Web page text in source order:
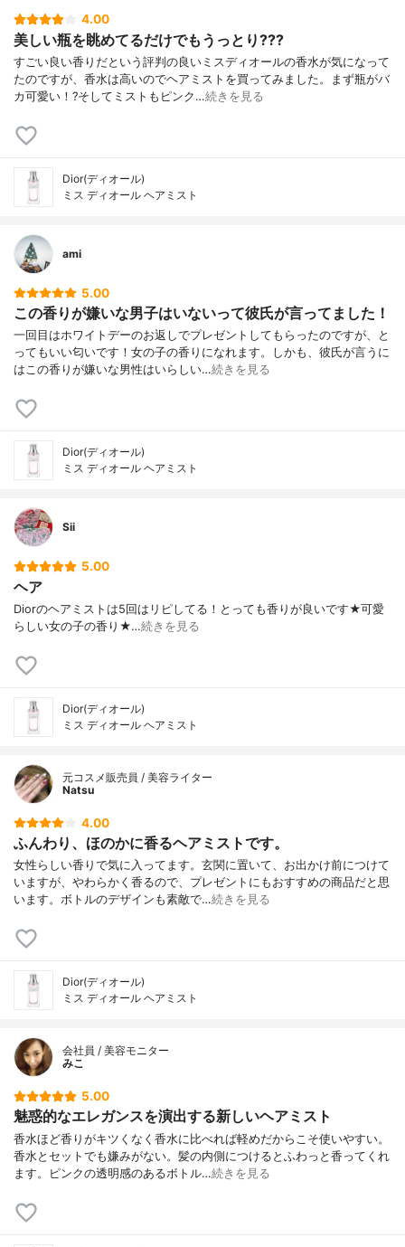
4.00
美しい瓶を眺めてるだけでもうっとり???
すごい良い香りだという評判の良いミスディオールの香水が気になって
たのですが、香水は高いのでヘアミストを買ってみました。まず瓶がバ
カ可愛い！?そしてミストもピンク…続きを見る
Dior(ディオール)
ミス ディオール ヘアミスト
ami
5.00
この香りが嫌いな男子はいないって彼氏が言ってました！
一回目はホワイトデーのお返しでプレゼントしてもらったのですが、と
ってもいい匂いです！女の子の香りになれます。しかも、彼氏が言うに
はこの香りが嫌いな男性はいらしい…続きを見る
Dior(ディオール)
ミス ディオール ヘアミスト
Sii
5.00
ヘア
Diorのヘアミストは5回はリピしてる！とっても香りが良いです★可愛
らしい女の子の香り★…続きを見る
Dior(ディオール)
ミス ディオール ヘアミスト
元コスメ販売員 / 美容ライター
Natsu
4.00
ふんわり、ほのかに香るヘアミストです。
女性らしい香りで気に入ってます。玄関に置いて、お出かけ前につけて
いますが、やわらかく香るので、プレゼントにもおすすめの商品だと思
います。ボトルのデザインも素敵で…続きを見る
Dior(ディオール)
ミス ディオール ヘアミスト
会社員 / 美容モニター
みこ
5.00
魅惑的なエレガンスを演出する新しいヘアミスト
香水ほど香りがキツくなく香水に比べれば軽めだからこそ使いやすい。
香水とセットでも嫌みがない。髪の内側につけるとふわっと香ってくれ
ます。ピンクの透明感のあるボトル…続きを見る